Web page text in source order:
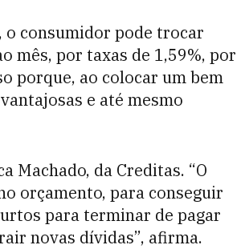
o consumidor pode trocar
mês, por taxas de 1,59%, por
porque, ao colocar um bem
e até mesmo
Machado, da Creditas. “O
orçamento, para conseguir
para terminar de pagar
novas dívidas”, afirma.